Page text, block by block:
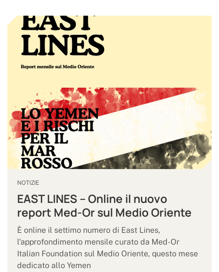
NOTIZIE
EAST LINES – Online il nuovo
report Med-Or sul Medio Oriente
È online il settimo numero di East Lines,
l'approfondimento mensile curato da Med-Or
Italian Foundation sul Medio Oriente, questo mese
dedicato allo Yemen